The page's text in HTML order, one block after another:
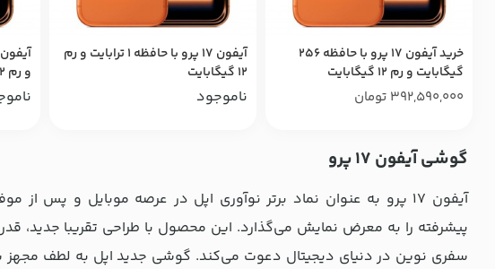
خرید آیفون 17 پرو با حافظه 256
گیگابایت و رم 12 گیگابایت
392,590,000 تومان
آیفون 17 پرو با حافظه 1 ترابایت و رم
12 گیگابایت
ناموجود
و رم 12 گیگابایت
گوشی آیفون 17 پرو
پیشرفته را به معرض نمایش می‌گذارد. این محصول با طراحی تقریبا جدید،